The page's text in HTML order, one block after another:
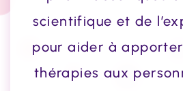
scientifique et de
pour aider à
thérapies aux